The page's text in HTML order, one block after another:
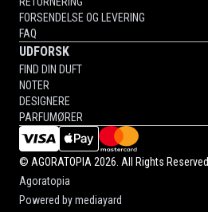
FORSENDELSE OG LEVERING
FAQ
UDFORSK
FIND DIN DUFT
NOTER
DESIGNERE
PARFUMØRER
© AGORATOPIA 2026. All Rights Reserved.
Agoratopia
Powered bymediayard